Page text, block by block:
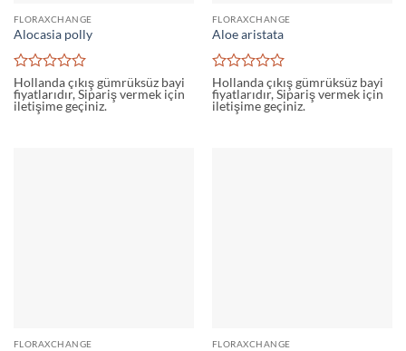
FLORAXCHANGE
Alocasia polly
5
üzerinden
0
Hollanda çıkış gümrüksüz bayi
fiyatlarıdır, Sipariş vermek için
iletişime geçiniz.
FLORAXCHANGE
Aloe aristata
5
üzerinden
0
Hollanda çıkış gümrüksüz bayi
fiyatlarıdır, Sipariş vermek için
iletişime geçiniz.
FLORAXCHANGE FLORAXCHANGE